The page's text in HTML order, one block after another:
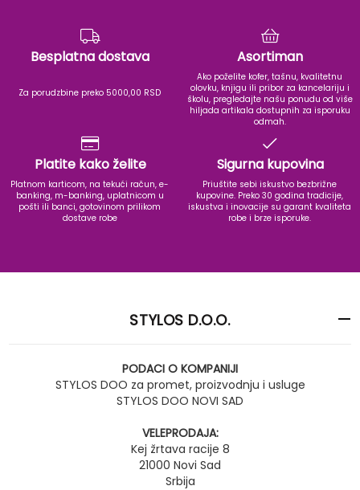
Besplatna dostava
Za porudzbine preko 5000,00 RSD
Asortiman
Ako poželite kofer, tašnu, kvalitetnu
olovku, knjigu ili pribor za kancelariju i
školu, pregledajte našu ponudu od više
hiljada artikala dostupnih za isporuku
odmah.
Platite kako želite
Platnom karticom, na tekući račun, e-
banking, m-banking, uplatnicom u
pošti ili banci, gotovinom prilikom
dostave robe
Sigurna kupovina
Priuštite sebi iskustvo bezbrižne
kupovine. Preko 30 godina tradicije,
iskustva i inovacije su garant kvaliteta
robe i brze isporuke.
STYLOS D.O.O.
PODACI O KOMPANIJI
STYLOS DOO za promet, proizvodnju i usluge
STYLOS DOO NOVI SAD
VELEPRODAJA:
Kej žrtava racije 8
21000 Novi Sad
Srbija